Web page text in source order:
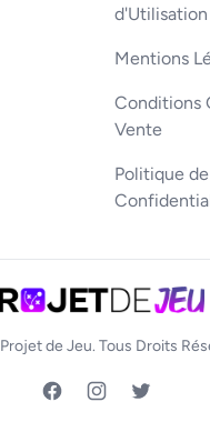
d'Utilisation
Mentions
Conditions
Vente
Politique de
Projet de Jeu. Tous Droits